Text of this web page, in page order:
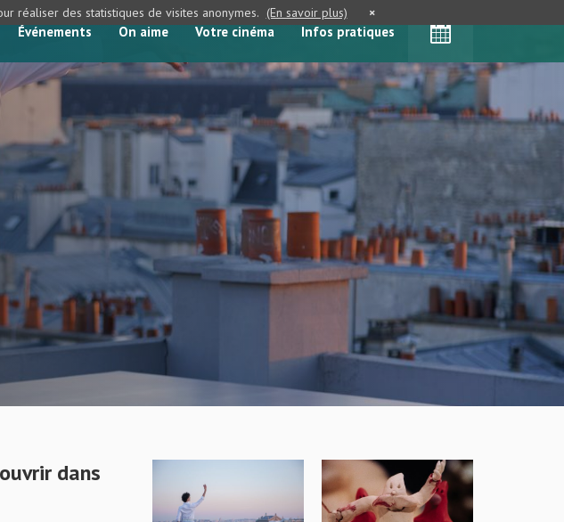
Événements On aime Votre cinéma Infos pratiques
dans
réaliser des statistiques de visites anonymes. (En savoir plus) ×